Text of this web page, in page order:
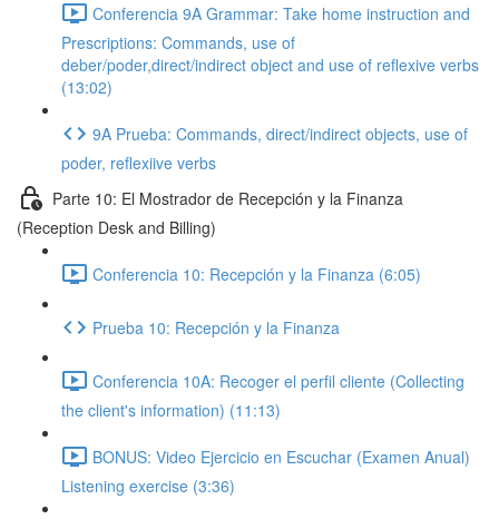
Conferencia 9A Grammar: Take home instruction and
Prescriptions: Commands, use of
deber/poder,direct/indirect object and use of reflexive verbs
(13:02)
9A Prueba: Commands, direct/indirect objects, use of
poder, reflexiive verbs
Parte 10: El Mostrador de Recepción y la Finanza
(Reception Desk and Billing)
Conferencia 10: Recepción y la Finanza (6:05)
Prueba 10: Recepción y la Finanza
Conferencia 10A: Recoger el perfil cliente (Collecting
the client's information) (11:13)
BONUS: Video Ejercicio en Escuchar (Examen Anual)
Listening exercise (3:36)